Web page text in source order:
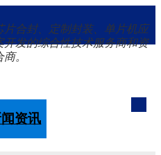
片合封、定制封装、单片机应
开发的综合性技术服务商和资
。
资讯